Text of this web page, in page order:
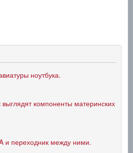
ноутбука.
выглядят компоненты материнских
и переходник между ними.